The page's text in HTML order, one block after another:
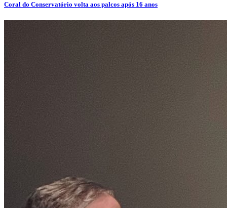
Coral do Conservatório volta aos palcos após 16 anos